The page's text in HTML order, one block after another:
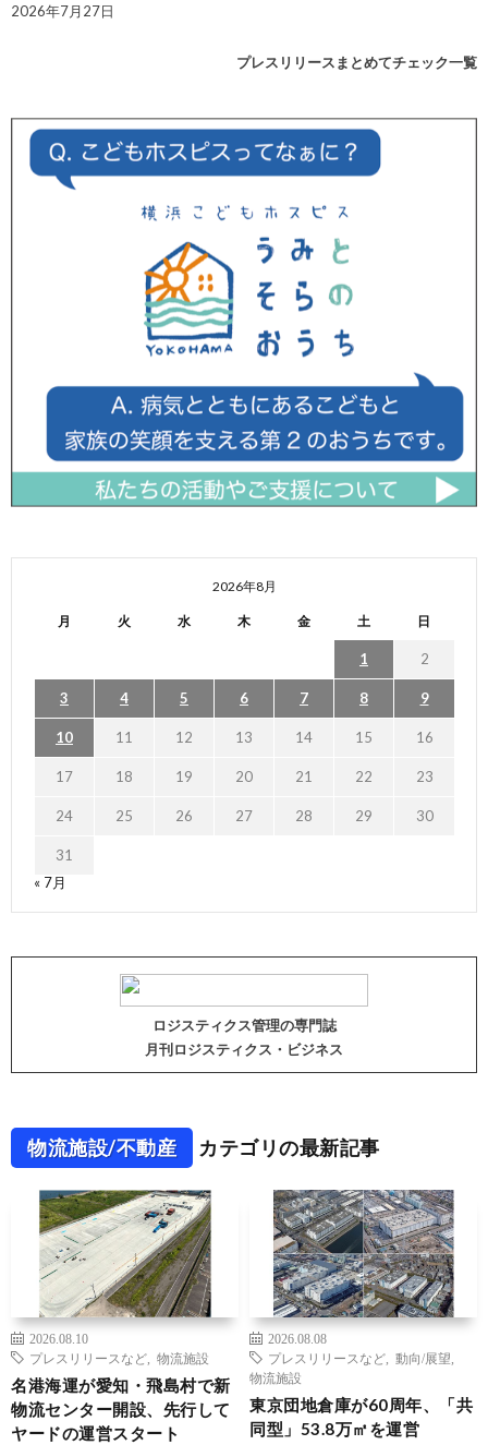
2026年7月27日
プレスリリースまとめてチェック一覧
2026年8月
月 火 水 木 金 土 日
1 2
3 4 5 6 7 8 9
10 11 12 13 14 15 16
17 18 19 20 21 22 23
24 25 26 27 28 29 30
31
« 7月
ロジスティクス管理の専門誌
月刊ロジスティクス・ビジネス
物流施設/不動産 カテゴリの最新記事
2026.08.10
プレスリリースなど
物流施設
名港海運が愛知・飛島村で新
物流センター開設、先行して
ヤードの運営スタート
2026.08.08
プレスリリースなど
動向/展望
物流施設
東京団地倉庫が60周年、「共
同型」53.8万㎡を運営